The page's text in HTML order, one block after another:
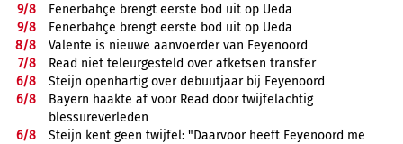
9/8
Fenerbahçe brengt eerste bod uit op Ueda
9/8
Fenerbahçe brengt eerste bod uit op Ueda
8/8
Valente is nieuwe aanvoerder van Feyenoord
7/8
Read niet teleurgesteld over afketsen transfer
6/8
Steijn openhartig over debuutjaar bij Feyenoord
6/8
Bayern haakte af voor Read door twijfelachtig
blessureverleden
6/8
Steijn kent geen twijfel: "Daarvoor heeft Feyenoord me